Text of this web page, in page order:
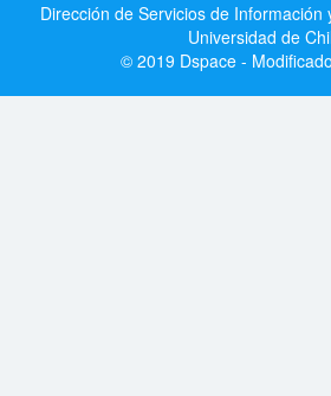
Dirección de Servicios de Información
Universidad de
© 2019 Dspace -